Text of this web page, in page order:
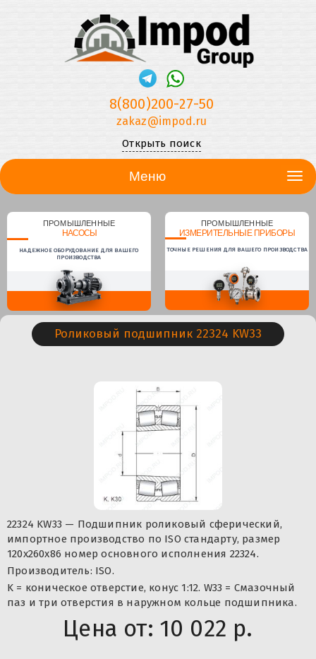
8(800)200-27-50
zakaz@impod.ru
Открыть поиск
Меню
ПРОМЫШЛЕННЫЕ
НАСОСЫ
НАДЕЖНОЕ ОБОРУДОВАНИЕ ДЛЯ ВАШЕГО
ПРОИЗВОДСТВА
ПРОМЫШЛЕННЫЕ
ИЗМЕРИТЕЛЬНЫЕ ПРИБОРЫ
ТОЧНЫЕ РЕШЕНИЯ ДЛЯ ВАШЕГО ПРОИЗВОДСТВА
Роликовый подшипник 22324 KW33
22324 KW33 — Подшипник роликовый сферический,
импортное производство по ISO стандарту, размер
120x260x86 номер основного исполнения 22324.
Производитель: ISO.
K = коническое отверстие, конус 1:12. W33 = Смазочный
паз и три отверстия в наружном кольце подшипника.
Цена от: 10 022 р.